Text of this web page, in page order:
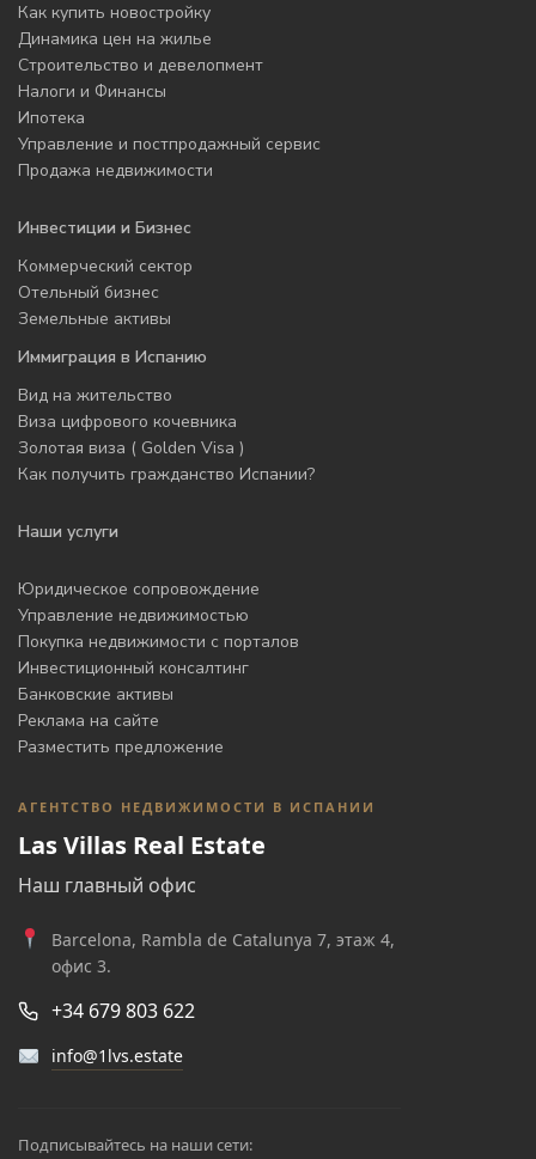
Как купить новостройку
Динамика цен на жилье
Строительство и девелопмент
Налоги и Финансы
Ипотека
Управление и постпродажный сервис
Продажа недвижимости
Инвестиции и Бизнес
Коммерческий сектор
Отельный бизнес
Земельные активы
Иммиграция в Испанию
Вид на жительство
Виза цифрового кочевника
Золотая виза ( Golden Visa )
Как получить гражданство Испании?
Наши услуги
Юридическое сопровождение
Управление недвижимостью
Покупка недвижимости с порталов
Инвестиционный консалтинг
Банковские активы
Реклама на сайте
Разместить предложение
АГЕНТСТВО НЕДВИЖИМОСТИ В ИСПАНИИ
Las Villas Real Estate
Наш главный офис
Barcelona, Rambla de Catalunya 7, этаж 4,
офис 3.
+34 679 803 622
info@1lvs.estate
Подписывайтесь на наши сети: